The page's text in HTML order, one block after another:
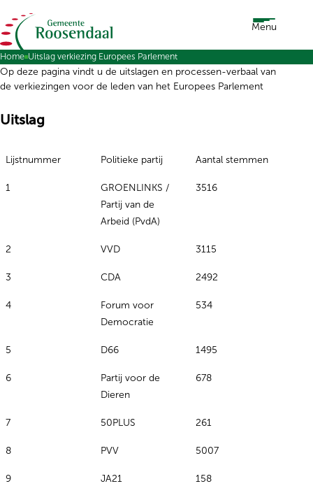
Ga naar de inhoud Menu
Home Uitslag verkiezing Europees Parlement
Op deze pagina vindt u de uitslagen en processen-verbaal van
de verkiezingen voor de leden van het Europees Parlement
Uitslag
Lijstnummer Politieke partij Aantal stemmen
1
GROENLINKS /
Partij van de
Arbeid (PvdA)
3516
2 VVD 3115
3 CDA 2492
4
Forum voor
Democratie
534
5 D66 1495
6
Partij voor de
Dieren
678
7 50PLUS 261
8 PVV 5007
9 JA21 158